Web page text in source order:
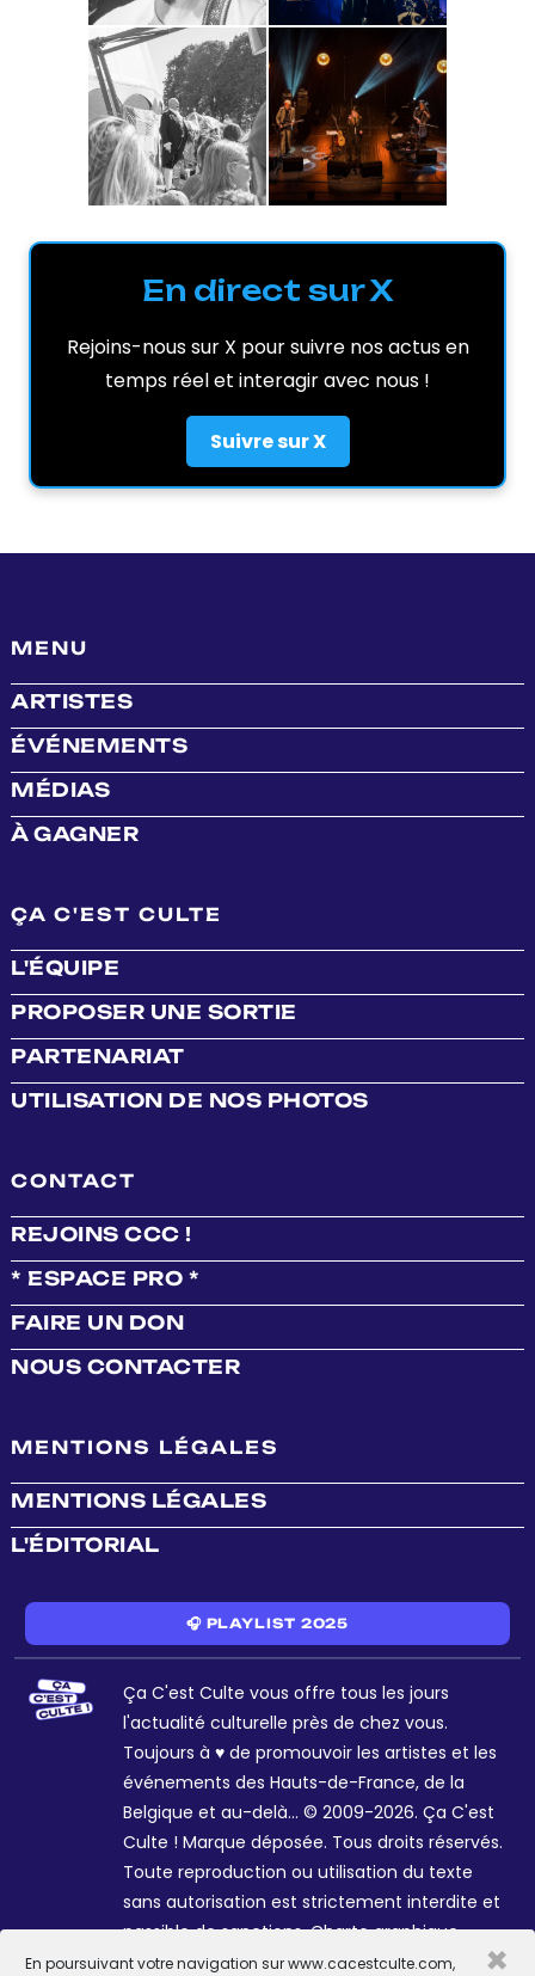
En poursuivant votre navigation sur www.cacestculte.com,
×
En direct sur X
Rejoins-nous sur X pour suivre nos actus en
temps réel et interagir avec nous !
Suivre sur X
MENU
ARTISTES
ÉVÉNEMENTS
MÉDIAS
À GAGNER
ÇA C'EST CULTE
L'ÉQUIPE
PROPOSER UNE SORTIE
PARTENARIAT
UTILISATION DE NOS PHOTOS
CONTACT
REJOINS CCC !
* ESPACE PRO *
FAIRE UN DON
NOUS CONTACTER
MENTIONS LÉGALES
MENTIONS LÉGALES
L'ÉDITORIAL
🎧 PLAYLIST 2025
Ça C'est Culte vous offre tous les jours
l'actualité culturelle près de chez vous.
Toujours à ♥ de promouvoir les artistes et les
événements des Hauts-de-France, de la
Belgique et au-delà... © 2009-2026. Ça C'est
Culte ! Marque déposée. Tous droits réservés.
Toute reproduction ou utilisation du texte
sans autorisation est strictement interdite et
passible de sanctions. Charte graphique
Sophie R. et Céline Galant.